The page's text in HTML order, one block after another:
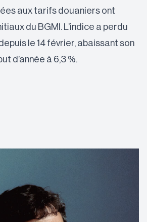
aux tarifs douaniers ont
du BGMI. L’indice a perdu
le 14 février, abaissant son
d’année à 6,3 %.